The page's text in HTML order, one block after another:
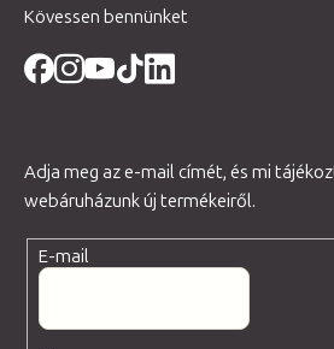
Kövessen bennünket
Adja meg az e-mail címét, és mi
webáruházunk új termékeiről.
E-mail